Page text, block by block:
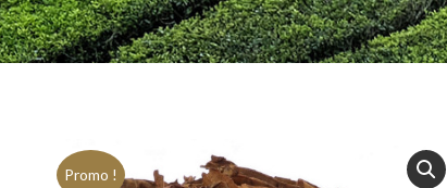
Promo !